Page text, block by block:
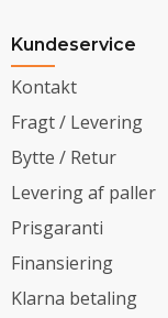
Kundeservice
Kontakt
Fragt / Levering
Bytte / Retur
Levering af paller
Prisgaranti
Finansiering
Klarna betaling